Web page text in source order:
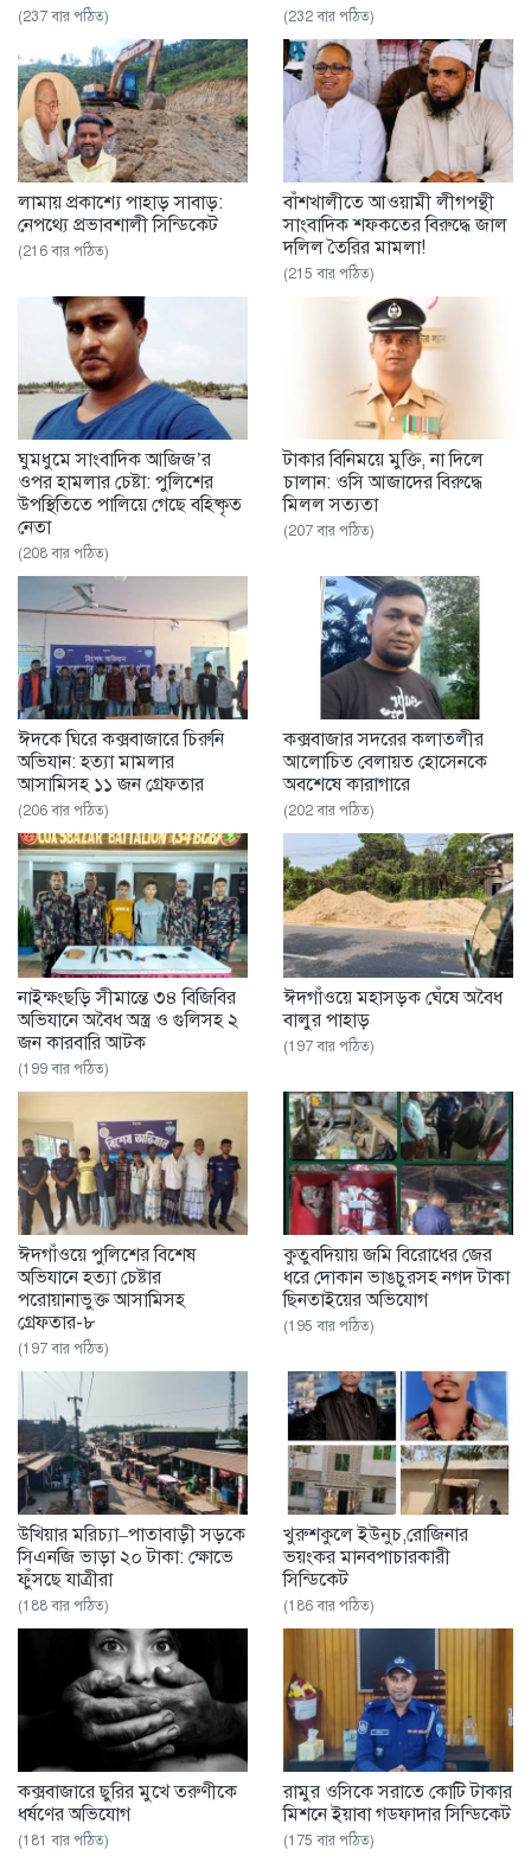
(237 বার পঠিত) (232 বার পঠিত)
‎লামায় প্রকাশ্যে পাহাড় সাবাড়:
নেপথ্যে প্রভাবশালী সিন্ডিকেট
(216 বার পঠিত)
বাঁশখালীতে আওয়ামী লীগপন্থী
সাংবাদিক শফকতের বিরুদ্ধে জাল
দলিল তৈরির মামলা!
(215 বার পঠিত)
ঘুমধুমে সাংবাদিক আজিজ’র
ওপর হামলার চেষ্টা: পুলিশের
উপস্থিতিতে পালিয়ে গেছে বহিষ্কৃত
নেতা
(208 বার পঠিত)
টাকার বিনিময়ে মুক্তি, না দিলে
চালান: ওসি আজাদের বিরুদ্ধে
মিলল সত্যতা
(207 বার পঠিত)
ঈদকে ঘিরে কক্সবাজারে চিরুনি
অভিযান: হত্যা মামলার
আসামিসহ ১১ জন গ্রেফতার
(206 বার পঠিত)
কক্সবাজার সদরের কলাতলীর
আলোচিত বেলায়ত হোসেনকে
অবশেষে কারাগারে
(202 বার পঠিত)
নাইক্ষংছড়ি সীমান্তে ৩৪ বিজিবির
অভিযানে অবৈধ অস্ত্র ও গুলিসহ ২
জন কারবারি আটক
(199 বার পঠিত)
ঈদগাঁওয়ে মহাসড়ক ঘেঁষে অবৈধ
বালুর পাহাড়
(197 বার পঠিত)
ঈদগাঁওয়ে পুলিশের বিশেষ
অভিযানে হত্যা চেষ্টার
পরোয়ানাভুক্ত আসামিসহ
গ্রেফতার-৮
(197 বার পঠিত)
‎কুতুবদিয়ায় জমি বিরোধের জের
ধরে দোকান ভাঙচুরসহ নগদ টাকা
ছিনতাইয়ের অভিযোগ
(195 বার পঠিত)
উখিয়ার মরিচ্যা–পাতাবাড়ী সড়কে
সিএনজি ভাড়া ২০ টাকা: ক্ষোভে
ফুঁসছে যাত্রীরা
(188 বার পঠিত)
খুরুশকুলে ইউনুচ,রোজিনার
ভয়ংকর মানবপাচারকারী
সিন্ডিকেট
(186 বার পঠিত)
কক্সবাজারে ছুরির মুখে তরুণীকে
ধর্ষণের অভিযোগ
(181 বার পঠিত)
রামুর ওসিকে সরাতে কোটি টাকার
মিশনে ইয়াবা গডফাদার সিন্ডিকেট
(175 বার পঠিত)